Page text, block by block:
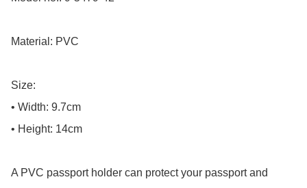
Material: PVC
Size:
• Width: 9.7cm
• Height: 14cm
A PVC passport holder can protect your passport and